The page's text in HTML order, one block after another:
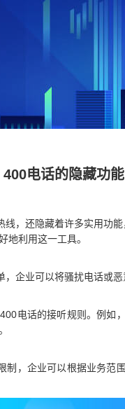
400电话的隐藏功
线，还隐藏着许多实用功
地利用这一工具。
企业可以将骚扰电话或
电话的接听规则。例如
制，企业可以根据业务范